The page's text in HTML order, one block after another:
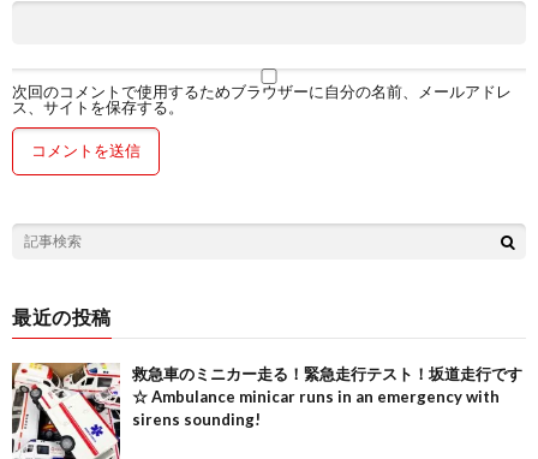
次回のコメントで使用するためブラウザーに自分の名前、メールアドレ
ス、サイトを保存する。
最近の投稿
救急車のミニカー走る！緊急走行テスト！坂道走行です
☆ Ambulance minicar runs in an emergency with
sirens sounding!